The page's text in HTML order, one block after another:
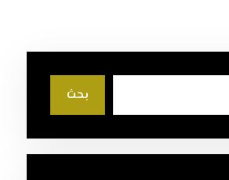
بحث